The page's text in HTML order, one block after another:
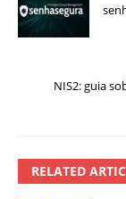
NIS2: guia
RELATED